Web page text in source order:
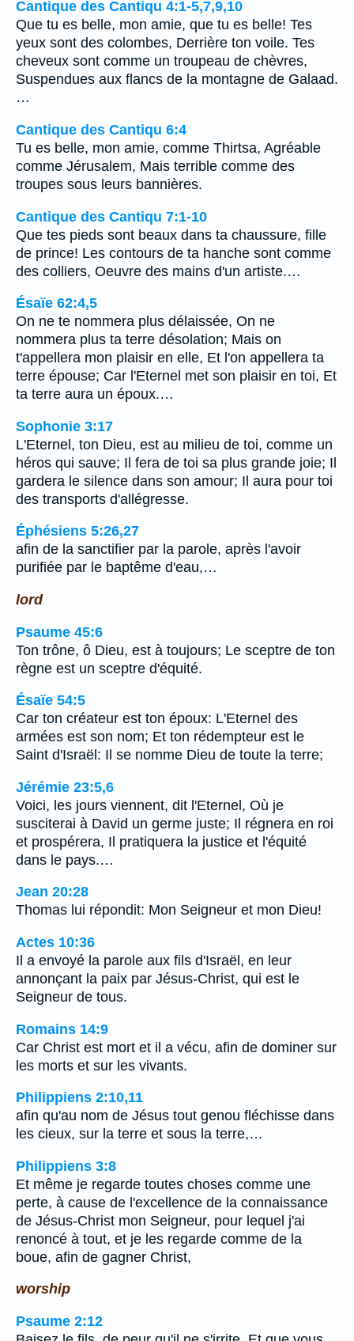
Cantique des Cantiqu 4:1-5,7,9,10
Que tu es belle, mon amie, que tu es belle! Tes
yeux sont des colombes, Derrière ton voile. Tes
cheveux sont comme un troupeau de chèvres,
Suspendues aux flancs de la montagne de Galaad.
…
Cantique des Cantiqu 6:4
Tu es belle, mon amie, comme Thirtsa, Agréable
comme Jérusalem, Mais terrible comme des
troupes sous leurs bannières.
Cantique des Cantiqu 7:1-10
Que tes pieds sont beaux dans ta chaussure, fille
de prince! Les contours de ta hanche sont comme
des colliers, Oeuvre des mains d'un artiste.…
Ésaïe 62:4,5
On ne te nommera plus délaissée, On ne
nommera plus ta terre désolation; Mais on
t'appellera mon plaisir en elle, Et l'on appellera ta
terre épouse; Car l'Eternel met son plaisir en toi, Et
ta terre aura un époux.…
Sophonie 3:17
L'Eternel, ton Dieu, est au milieu de toi, comme un
héros qui sauve; Il fera de toi sa plus grande joie; Il
gardera le silence dans son amour; Il aura pour toi
des transports d'allégresse.
Éphésiens 5:26,27
afin de la sanctifier par la parole, après l'avoir
purifiée par le baptême d'eau,…
lord
Psaume 45:6
Ton trône, ô Dieu, est à toujours; Le sceptre de ton
règne est un sceptre d'équité.
Ésaïe 54:5
Car ton créateur est ton époux: L'Eternel des
armées est son nom; Et ton rédempteur est le
Saint d'Israël: Il se nomme Dieu de toute la terre;
Jérémie 23:5,6
Voici, les jours viennent, dit l'Eternel, Où je
susciterai à David un germe juste; Il régnera en roi
et prospérera, Il pratiquera la justice et l'équité
dans le pays.…
Jean 20:28
Thomas lui répondit: Mon Seigneur et mon Dieu!
Actes 10:36
Il a envoyé la parole aux fils d'Israël, en leur
annonçant la paix par Jésus-Christ, qui est le
Seigneur de tous.
Romains 14:9
Car Christ est mort et il a vécu, afin de dominer sur
les morts et sur les vivants.
Philippiens 2:10,11
afin qu'au nom de Jésus tout genou fléchisse dans
les cieux, sur la terre et sous la terre,…
Philippiens 3:8
Et même je regarde toutes choses comme une
perte, à cause de l'excellence de la connaissance
de Jésus-Christ mon Seigneur, pour lequel j'ai
renoncé à tout, et je les regarde comme de la
boue, afin de gagner Christ,
worship
Psaume 2:12